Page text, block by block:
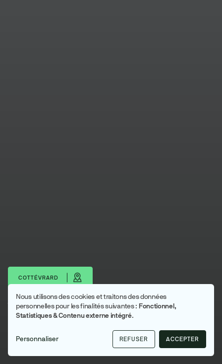
COTTÉVRARD
Télécharger les portraits
Inter Caux Vexin
Utilisation
des
données
personnelles
Nous utilisons des cookies et traitons des données
personnelles pour les finalités suivantes : Fonctionnel,
Statistiques & Contenu externe intégré.
Personnaliser REFUSER ACCEPTER